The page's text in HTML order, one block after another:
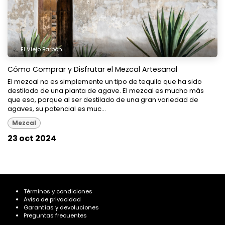
El Viejo Barbón
Cómo Comprar y Disfrutar el Mezcal Artesanal
El mezcal no es simplemente un tipo de tequila que ha sido
destilado de una planta de agave. El mezcal es mucho más
que eso, porque al ser destilado de una gran variedad de
agaves, su potencial es muc...
Mezcal
23 oct 2024
Términos y condiciones
Aviso de privacidad
Garantías y devoluciones
Preguntas frecuentes